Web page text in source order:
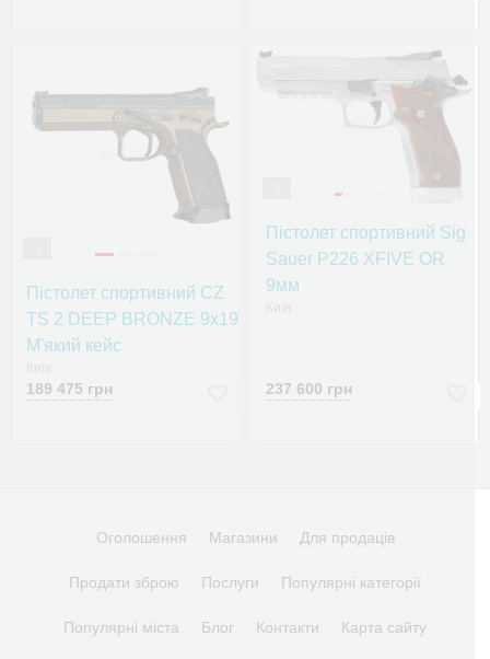
Пістолет спортивний CZ
TS 2 DEEP BRONZE 9x19
М'який кейс
189 475 грн
Пістолет спортивний Sig
Sauer P226 XFIVE OR
9мм
237 600 грн
Оголошення Магазини Для продаців
Продати зброю Послуги Популярні категорії
Популярні міста Блог Контакти Карта сайту